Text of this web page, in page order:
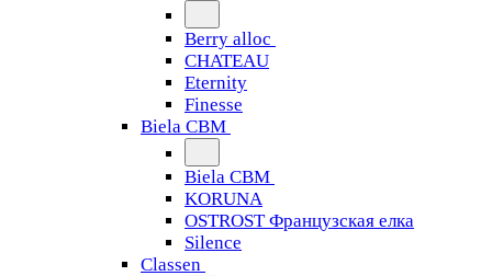
Berry alloc
CHATEAU
Eternity
Finesse
Biela CBM
Biela CBM
KORUNA
OSTROST Французская елка
Silence
Classen